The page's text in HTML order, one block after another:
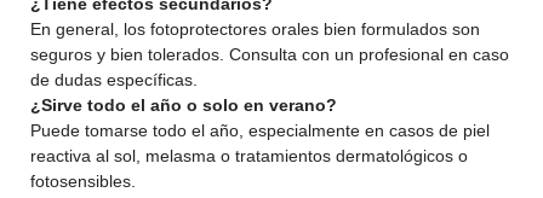
En general, los fotoprotectores orales bien formulados son
seguros y bien tolerados. Consulta con un profesional en caso
de dudas específicas.
¿Sirve todo el año o solo en verano?
Puede tomarse todo el año, especialmente en casos de piel
reactiva al sol, melasma o tratamientos dermatológicos o
fotosensibles.